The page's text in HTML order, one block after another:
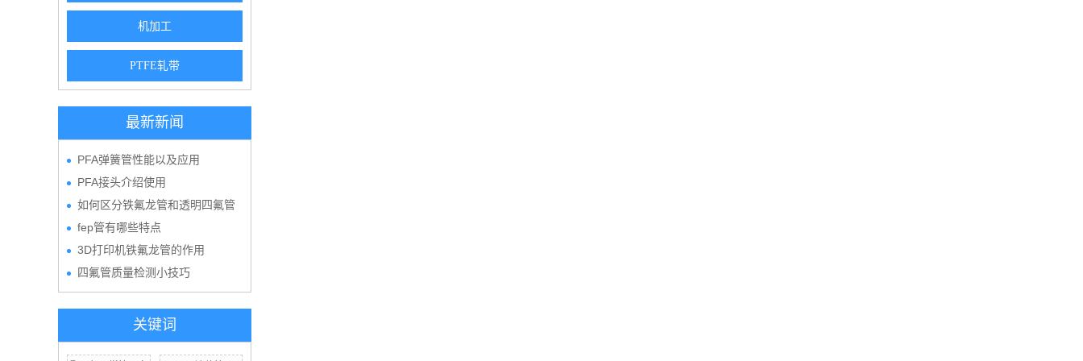
机加工
PTFE轧带
最新新闻
PFA弹簧管性能以及应用
PFA接头介绍使用
如何区分铁氟龙管和透明四氟管
fep管有哪些特点
3D打印机铁氟龙管的作用
四氟管质量检测小技巧
关键词